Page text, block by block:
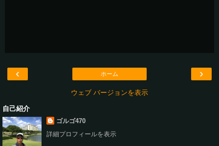
‹ ›
ホーム
ウェブ バージョンを表示
自己紹介
ゴルゴ470
詳細プロフィールを表示